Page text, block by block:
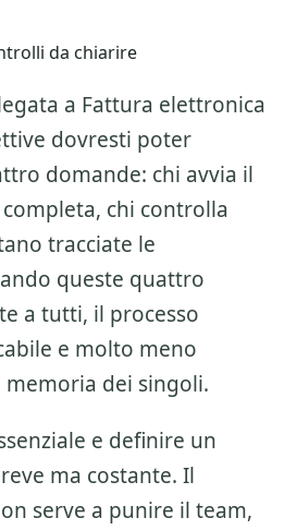
da chiarire
a Fattura elettronica
dovresti poter
domande: chi avvia il
chi controlla
tracciate le
queste quattro
a tutti, il processo
e molto meno
dei singoli.
e definire un
ma costante. Il
serve a punire il team,